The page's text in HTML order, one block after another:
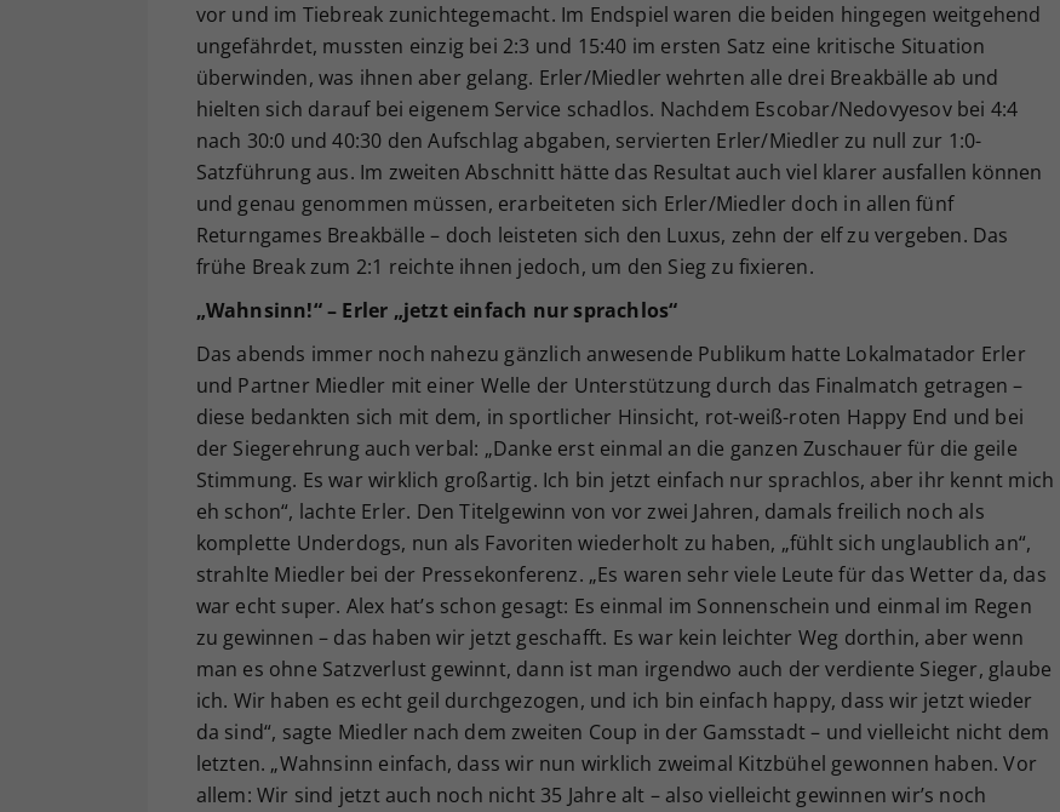
vor und im Tiebreak zunichtegemacht. Im Endspiel waren die beiden hingegen weitgehend
ungefährdet, mussten einzig bei 2:3 und 15:40 im ersten Satz eine kritische Situation
überwinden, was ihnen aber gelang. Erler/Miedler wehrten alle drei Breakbälle ab und
hielten sich darauf bei eigenem Service schadlos. Nachdem Escobar/Nedovyesov bei 4:4
nach 30:0 und 40:30 den Aufschlag abgaben, servierten Erler/Miedler zu null zur 1:0-
Satzführung aus. Im zweiten Abschnitt hätte das Resultat auch viel klarer ausfallen können
und genau genommen müssen, erarbeiteten sich Erler/Miedler doch in allen fünf
Returngames Breakbälle – doch leisteten sich den Luxus, zehn der elf zu vergeben. Das
frühe Break zum 2:1 reichte ihnen jedoch, um den Sieg zu fixieren.
„Wahnsinn!“ – Erler „jetzt einfach nur sprachlos“
Das abends immer noch nahezu gänzlich anwesende Publikum hatte Lokalmatador Erler
und Partner Miedler mit einer Welle der Unterstützung durch das Finalmatch getragen –
diese bedankten sich mit dem, in sportlicher Hinsicht, rot-weiß-roten Happy End und bei
der Siegerehrung auch verbal: „Danke erst einmal an die ganzen Zuschauer für die geile
Stimmung. Es war wirklich großartig. Ich bin jetzt einfach nur sprachlos, aber ihr kennt mich
eh schon“, lachte Erler. Den Titelgewinn von vor zwei Jahren, damals freilich noch als
komplette Underdogs, nun als Favoriten wiederholt zu haben, „fühlt sich unglaublich an“,
strahlte Miedler bei der Pressekonferenz. „Es waren sehr viele Leute für das Wetter da, das
war echt super. Alex hat’s schon gesagt: Es einmal im Sonnenschein und einmal im Regen
zu gewinnen – das haben wir jetzt geschafft. Es war kein leichter Weg dorthin, aber wenn
man es ohne Satzverlust gewinnt, dann ist man irgendwo auch der verdiente Sieger, glaube
ich. Wir haben es echt geil durchgezogen, und ich bin einfach happy, dass wir jetzt wieder
da sind“, sagte Miedler nach dem zweiten Coup in der Gamsstadt – und vielleicht nicht dem
letzten. „Wahnsinn einfach, dass wir nun wirklich zweimal Kitzbühel gewonnen haben. Vor
allem: Wir sind jetzt auch noch nicht 35 Jahre alt – also vielleicht gewinnen wir’s noch